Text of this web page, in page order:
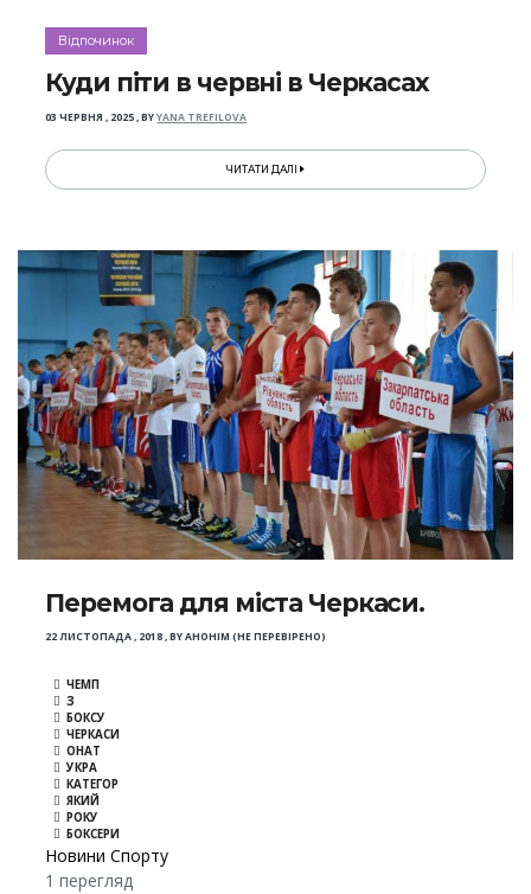
Відпочинок
Куди піти в червні в Черкасах
03 ЧЕРВНЯ , 2025,BYYANA TREFILOVA
ЧИТАТИ ДАЛІ
Перемога для міста Черкаси.
22 ЛИСТОПАДА , 2018,BYАНОНІМ (НЕ ПЕРЕВІРЕНО)
ЧЕМП
З
БОКСУ
ЧЕРКАСИ
ОНАТ
УКРА
КАТЕГОР
ЯКИЙ
РОКУ
БОКСЕРИ
Новини Спорту
1 перегляд